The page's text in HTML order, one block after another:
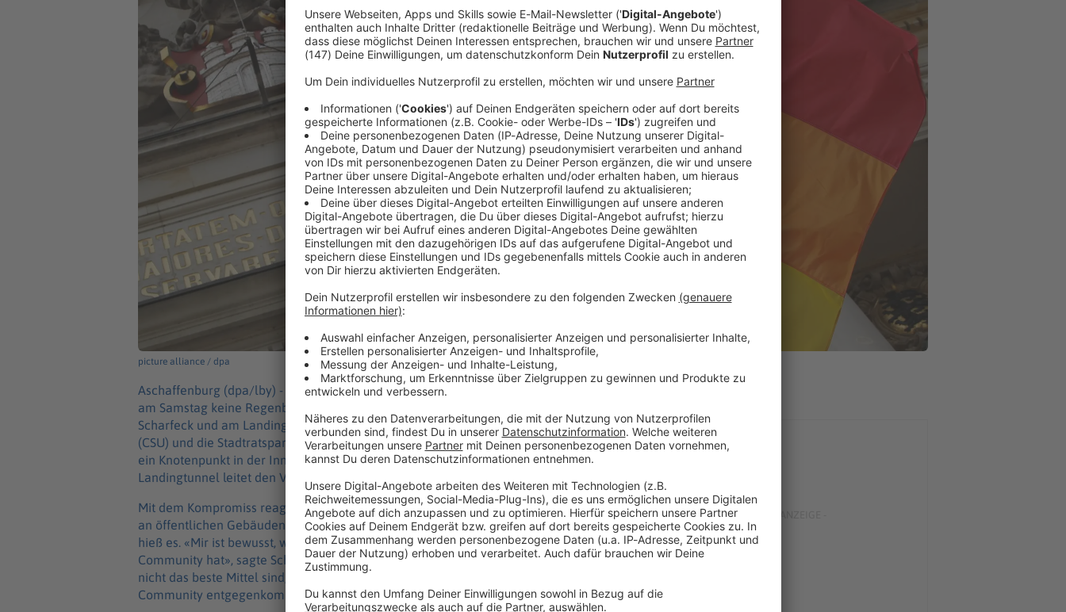
picture alliance / dpa
Aschaffenburg (dpa/lby) -
Die Stadt Aschaffenburg wird zum Christopher Street Day (CSD)
am Samstag keine Regenbogenflagge am Rathaus hissen - aber an zwei anderen Orten: am
Scharfeck und am Landingtunnel. Darauf hätten sich Oberbürgermeister Markus Schlemmer
(CSU) und die Stadtratsparteien im Ältestenrat geeinigt, teilte die Stadt mit. Das Scharfeck ist
ein Knotenpunkt in der Innenstadt, es grenzt unmittelbar an die Fußgängerzone. Der
Landingtunnel leitet den Verkehr unter dem Schlossplatz durch.
Mit dem Kompromiss reagiere der Oberbürgermeister auf die Kritik an seiner Entscheidung,
an öffentlichen Gebäuden der Stadt keine Flaggen zum Pride Month und zum CSD zu hissen,
hieß es. «Mir ist bewusst, welche Symbolkraft die Regenbogenflagge für die queere
Community hat», sagte Schlemmer. «Ich bin dennoch nach wie vor der Ansicht, dass Fahnen
nicht das beste Mittel sind, um Akzeptanz zu fördern.» Mit der jetzigen Lösung wolle er der
Community entgegenkommen.